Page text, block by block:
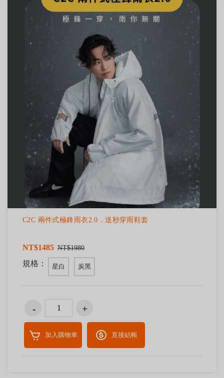
C2C 兩件式極鋒雨衣2.0．送秒穿雨鞋套
NT$1485 NT$1980
規格： 星白 炭黑
加入購物車 直接結帳